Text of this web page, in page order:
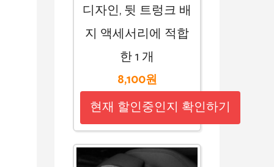
디자인, 뒷 트렁크 배
지 액세서리에 적합
한 1 개
8,100원
현재 할인중인지 확인하기